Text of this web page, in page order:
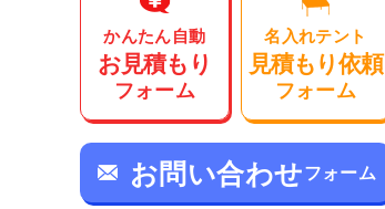
かんたん自動
お見積もり
フォーム
名入れテント
見積もり依頼
フォーム
お問い合わせフォーム